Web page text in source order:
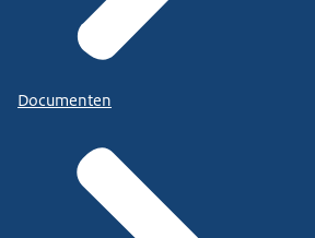
Documenten